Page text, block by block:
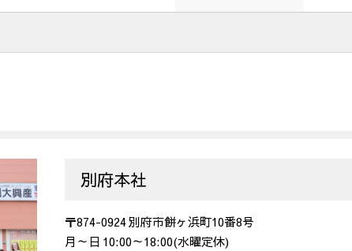
別府本社
〒874-0924 別府市餅ヶ浜町10番8号
月～日 10:00～18:00(水曜定休)